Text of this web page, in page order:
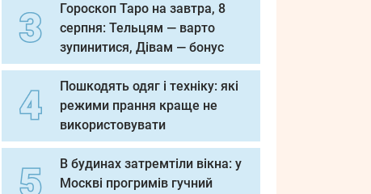
Гороскоп Таро на завтра, 8
серпня: Тельцям — варто
зупинитися, Дівам — бонус
Пошкодять одяг і техніку: які
режими прання краще не
використовувати
В будинах затремтіли вікна: у
Москві прогримів гучний